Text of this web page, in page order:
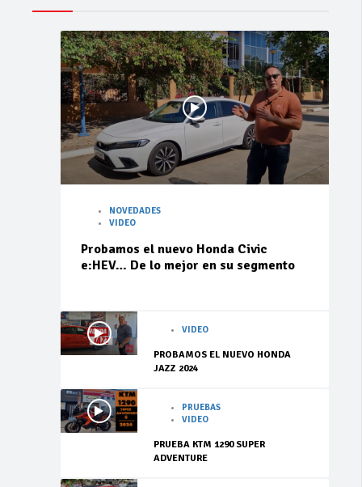
NOVEDADES
VIDEO
Probamos el nuevo Honda Civic
e:HEV… De lo mejor en su segmento
VIDEO
PROBAMOS EL NUEVO HONDA
JAZZ 2024
PRUEBAS
VIDEO
PRUEBA KTM 1290 SUPER
ADVENTURE